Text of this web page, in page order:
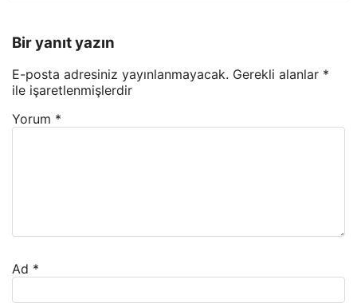
Bir yanıt yazın
E-posta adresiniz yayınlanmayacak. Gerekli alanlar *
ile işaretlenmişlerdir
Yorum *
Ad *